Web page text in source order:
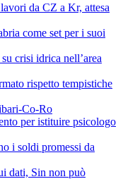
da CZ a Kr, attesa
come set per i suoi
crisi idrica nell’area
rispetto tempistiche
Co-Ro
per istituire psicologo
i soldi promessi da
dati, Sin non può